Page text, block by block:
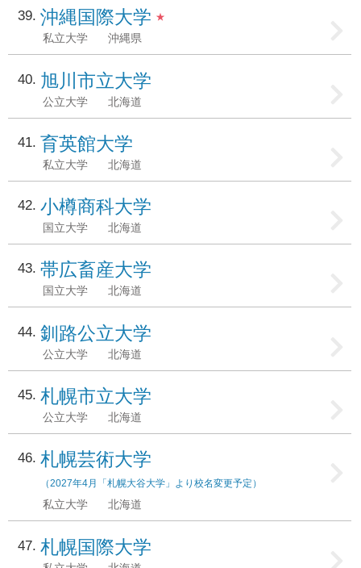
39 沖縄国際大学 ★
私立大学 沖縄県
40 旭川市立大学
公立大学 北海道
41 育英館大学
私立大学 北海道
42 小樽商科大学
国立大学 北海道
43 帯広畜産大学
国立大学 北海道
44 釧路公立大学
公立大学 北海道
45 札幌市立大学
公立大学 北海道
46 札幌芸術大学
（2027年4月「札幌大谷大学」より校名変更予定）
私立大学 北海道
47 札幌国際大学